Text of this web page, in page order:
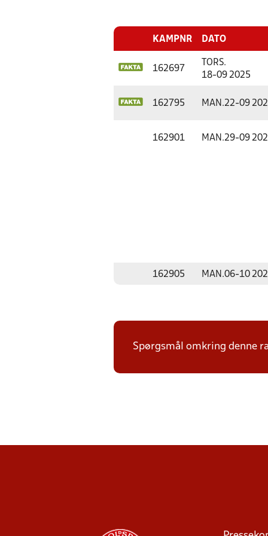
KAMPNR DATO
162697
TORS.
18-09 2025
162795 MAN.22-09
162901 MAN.29-09
162905 MAN.06-10
Spørgsmål omkring denne